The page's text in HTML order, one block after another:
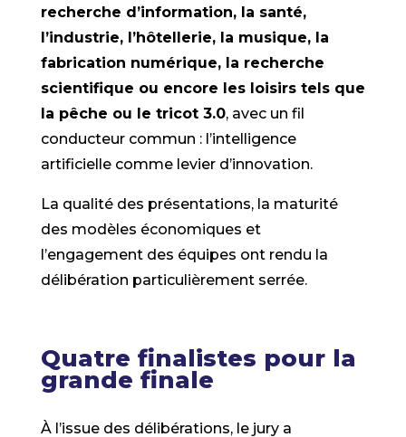
recherche d’information, la santé,
l’industrie, l’hôtellerie, la musique, la
fabrication numérique, la recherche
scientifique ou encore les loisirs tels que
la pêche ou le tricot 3.0, avec un fil
conducteur commun : l’intelligence
artificielle comme levier d’innovation.
La qualité des présentations, la maturité
des modèles économiques et
l’engagement des équipes ont rendu la
délibération particulièrement serrée.
Quatre finalistes pour la
grande finale
À l’issue des délibérations, le jury a